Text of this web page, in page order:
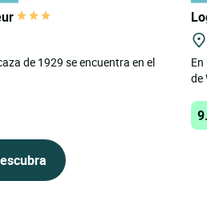
de 1929 se encuentra en el
En
de